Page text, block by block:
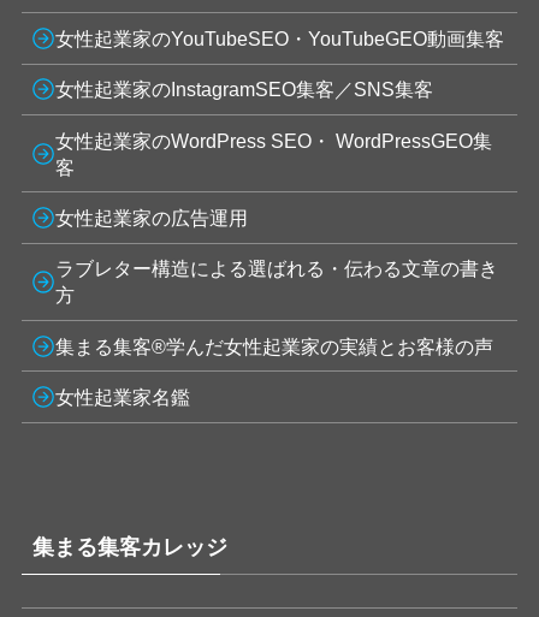
女性起業家のYouTubeSEO・YouTubeGEO動画集客
女性起業家のInstagramSEO集客／SNS集客
女性起業家のWordPress SEO・ WordPressGEO集
客
女性起業家の広告運用
ラブレター構造による選ばれる・伝わる文章の書き
方
集まる集客®学んだ女性起業家の実績とお客様の声
女性起業家名鑑
集まる集客カレッジ